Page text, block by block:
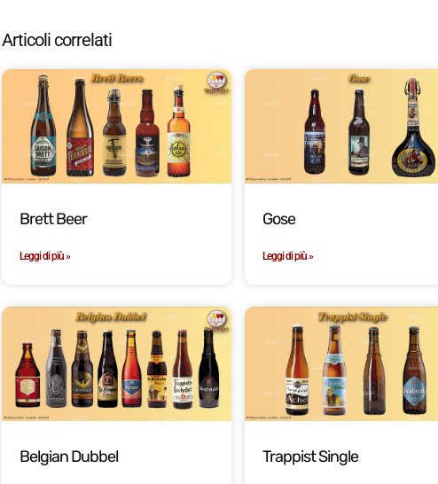
Articoli correlati
Brett Beer
Leggi di più »
Gose
Leggi di più »
Belgian Dubbel Trappist Single